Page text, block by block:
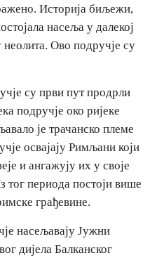
Историја биљежи,
насеља у далекој
Ово подручје су
су први пут продрли
подручје око ријеке
је трачанско племе
освајају Римљани који
и ангажују их у своје
тог периода постоји више
грађевине.
насељавају Јужни
дијела Балканског